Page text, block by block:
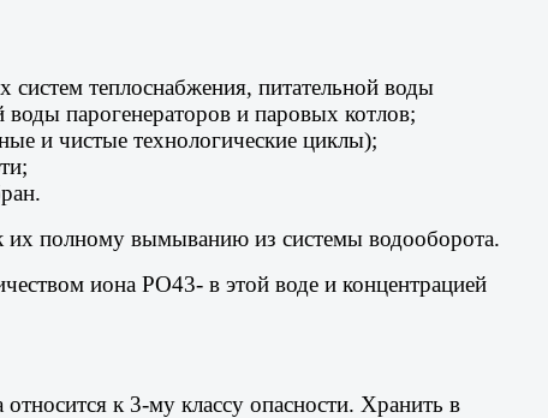
теплоснабжения, питательной воды
воды парогенераторов и паровых котлов;
и чистые технологические циклы);
их полному вымыванию из системы водооборота.
иона РО43- в этой воде и концентрацией
к 3-му классу опасности. Хранить в